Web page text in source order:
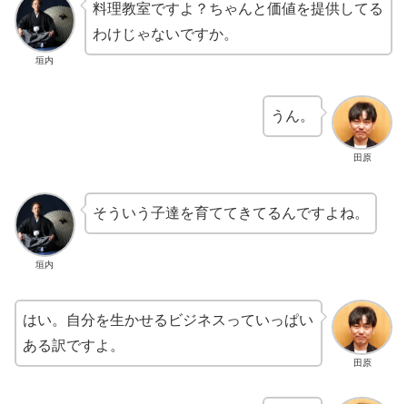
垣内
料理教室ですよ？ちゃんと価値を提供してる
わけじゃないですか。
田原
うん。
垣内
そういう子達を育ててきてるんですよね。
田原
はい。自分を生かせるビジネスっていっぱい
ある訳ですよ。